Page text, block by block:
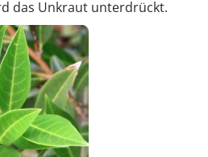
das Unkraut unterdrückt.